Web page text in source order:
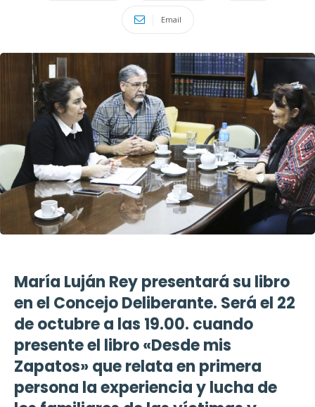
Email
María Luján Rey presentará su libro
en el Concejo Deliberante. Será el 22
de octubre a las 19.00. cuando
presente el libro «Desde mis
Zapatos» que relata en primera
persona la experiencia y lucha de